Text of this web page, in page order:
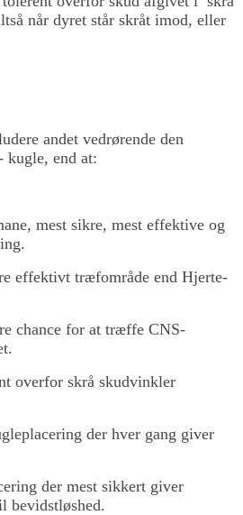
når dyret står skråt imod, eller
andet vedrørende den
kugle, end at:
mest sikre, mest effektive og
effektivt træfområde end Hjerte-
chance for at træffe CNS-
overfor skrå skudvinkler
der hver gang giver
der mest sikkert giver
bevidstløshed.